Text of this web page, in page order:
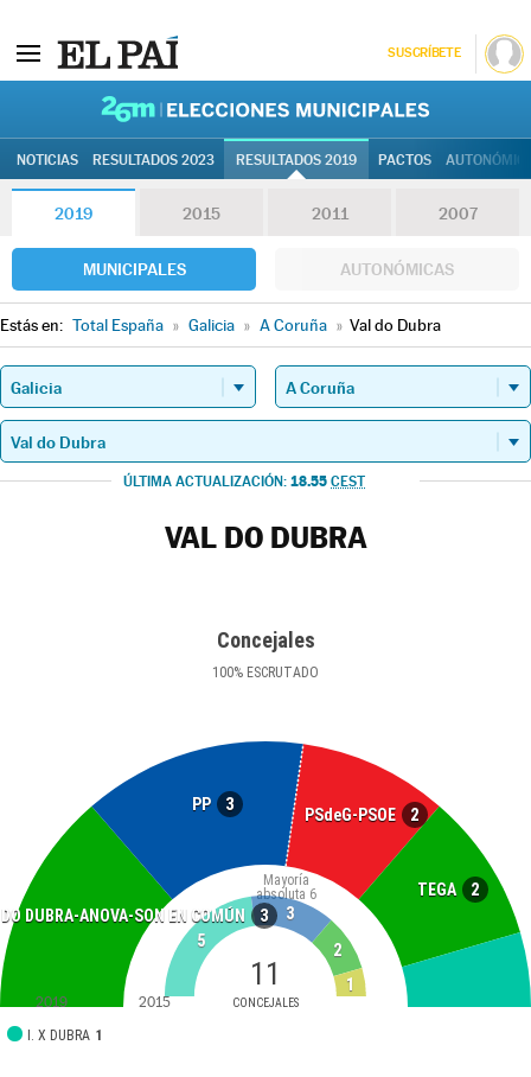
SUSCRÍBETE
NOTICIAS RESULTADOS 2023 RESULTADOS 2019 PACTOS
2019 2015 2011 2007
MUNICIPALES AUTONÓMICAS
Estás en: Total España » Galicia » A Coruña » Val do Dubra
ÚLTIMA ACTUALIZACIÓN: 18.55 CEST
VAL DO DUBRA
Concejales
100% ESCRUTADO
DUBRA-ANOVA-SON EN COMÚN 3
PP 3 PSdeG-PSOE 2
TEGA 2
11
CONCEJALES
Mayoría
absoluta 6
I. X DUBRA 1
5
3
2
1
2019 2015